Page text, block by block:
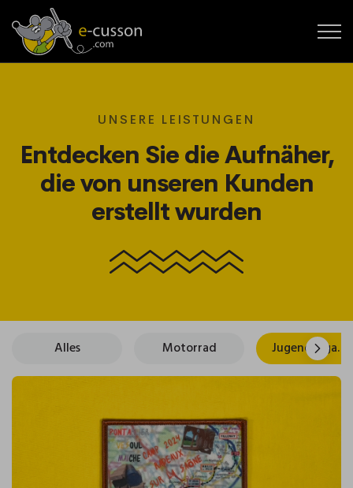
UNSERE LEISTUNGEN
Entdecken Sie die Aufnäher,
die von unseren Kunden
erstellt wurden
Alles Motorrad Jugendorganisationen